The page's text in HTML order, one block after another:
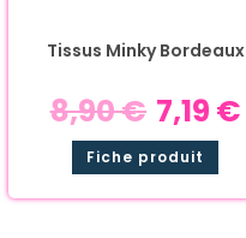
Tissus Minky Bordeaux
8,90€ 7,19 €
Fiche produit